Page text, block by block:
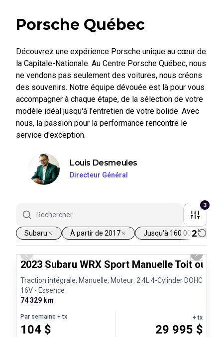
Porsche Québec
Découvrez une expérience Porsche unique au cœur de
la Capitale-Nationale. Au Centre Porsche Québec, nous
ne vendons pas seulement des voitures, nous créons
des souvenirs. Notre équipe dévouée est là pour vous
accompagner à chaque étape, de la sélection de votre
modèle idéal jusqu'à l'entretien de votre bolide. Avec
nous, la passion pour la performance rencontre le
service d'exception.
Louis Desmeules
Directeur Général
3
Subaru À partir de 2017 Jusqu'à 160 000 km
2
1/25
Previous slide Next
2023 Subaru WRX Sport Manuelle Toit
Traction intégrale, Manuelle, Moteur: 2.4L 4-Cylinder DOHC
16V - Essence
74 329 km
Par semaine + tx
104 $
+ tx
29 995 $